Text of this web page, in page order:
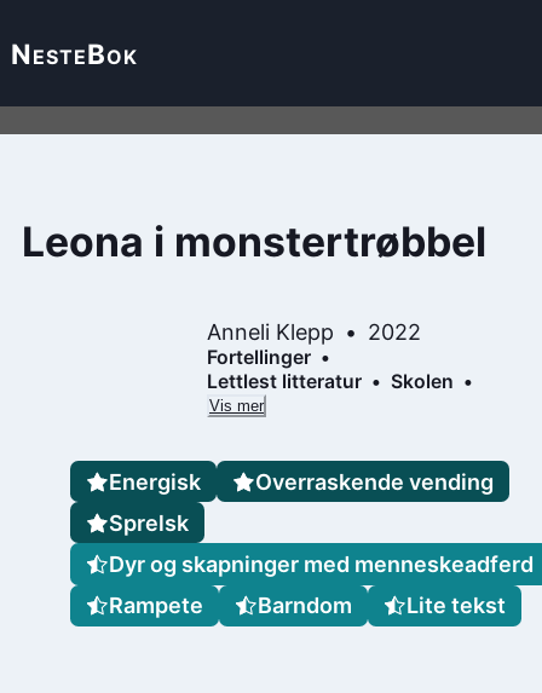
NesteBok
Leona i monstertrøbbel
Anneli Klepp 2022
Fortellinger
Lettlest litteratur
Skolen
Vis mer
Energisk
Overraskende vending
Sprelsk
Dyr og skapninger med menneskeadferd
Rampete
Barndom Lite tekst